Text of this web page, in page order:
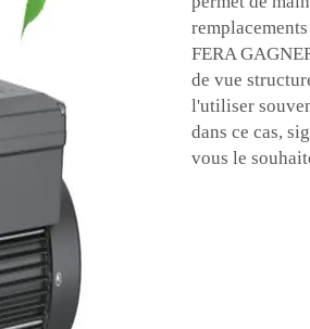
FERA
de vue
l'utiliser
dans ce cas,
vous le